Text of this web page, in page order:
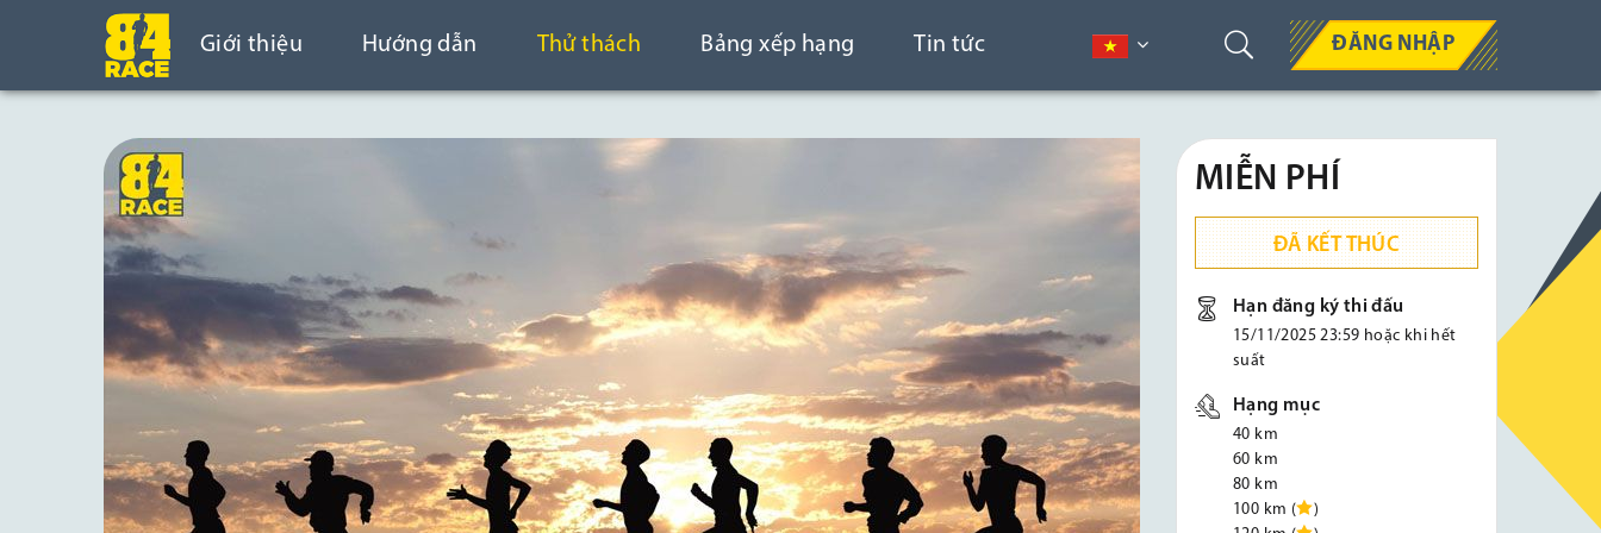
Giới thiệu Hướng dẫn Thử thách Bảng xếp hạng Tin tức ĐĂNG NHẬP
MIỄN PHÍ
ĐÃ KẾT THÚC
Hạn đăng ký thi đấu
15/11/2025 23:59 hoặc khi hết
suất
Hạng mục
40 km
60 km
80 km
100 km (
)